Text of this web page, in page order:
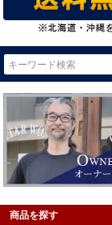
商品を探す